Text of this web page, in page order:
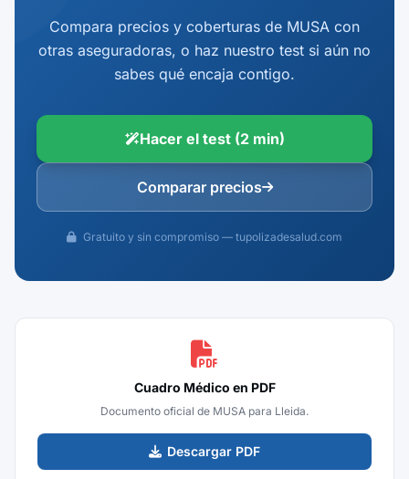
Compara precios y coberturas de MUSA con
otras aseguradoras, o haz nuestro test si aún no
sabes qué encaja contigo.
Hacer el test (2 min)
Comparar precios
Gratuito y sin compromiso — tupolizadesalud.com
Cuadro Médico en PDF
Documento oficial de MUSA para Lleida.
Descargar PDF